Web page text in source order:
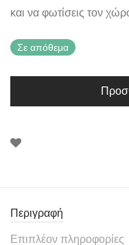
και να φωτίσεις τον
Σε απόθεμα
Περιγραφή
Επιπλέον πληροφορίες